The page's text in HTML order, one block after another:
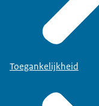
Toegankelijkheid